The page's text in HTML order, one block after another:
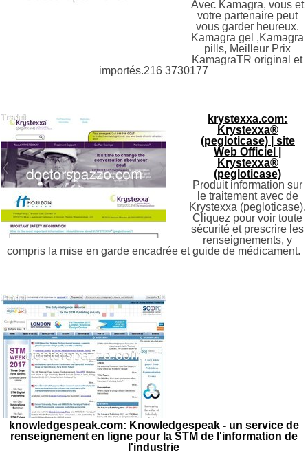
Avec Kamagra, vous et
votre partenaire peut
vous garder heureux.
Kamagra gel ,Kamagra
pills, Meilleur Prix
KamagraTR original et
importés.216 3730177
krystexxa.com:
Krystexxa®
(pegloticase) | site
Web Officiel |
Krystexxa®
(pegloticase)
Produit information sur
le traitement avec de
Krystexxa (pegloticase).
Cliquez pour voir toute
sécurité et prescrire les
renseignements, y
compris la mise en garde encadrée et guide de médicament.
knowledgespeak.com: Knowledgespeak - un service de
renseignement en ligne pour la STM de l'information de
l'industrie